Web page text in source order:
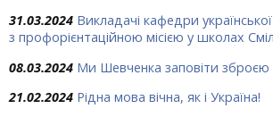
31.03.2024 Викладачі кафедри
з профорієнтаційною місією у школах
08.03.2024 Ми Шевченка заповіти
21.02.2024 Рідна мова вічна, як і Україна!